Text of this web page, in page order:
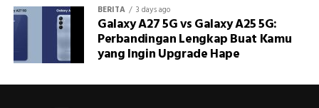
BERITA 3 days ago
Galaxy A27 5G vs Galaxy A25 5G:
Perbandingan Lengkap Buat Kamu
yang Ingin Upgrade Hape